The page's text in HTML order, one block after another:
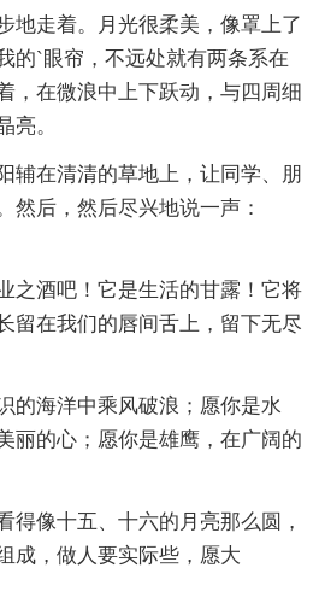
地走着。月光很柔美，像罩上了
的`眼帘，不远处就有两条系在
，在微浪中上下跃动，与四周细
亮。
辅在清清的草地上，让同学、朋
然后，然后尽兴地说一声：
之酒吧！它是生活的甘露！它将
留在我们的唇间舌上，留下无尽
的海洋中乘风破浪；愿你是水
丽的心；愿你是雄鹰，在广阔的
得像十五、十六的月亮那么圆，
成，做人要实际些，愿大